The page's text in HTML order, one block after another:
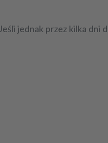
jednak przez kilka dni